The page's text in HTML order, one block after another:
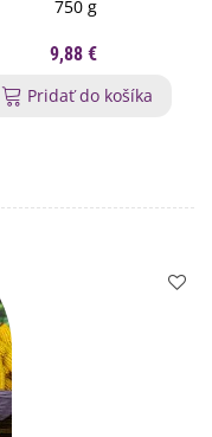
750 g
9,88 €
Pridať do košíka